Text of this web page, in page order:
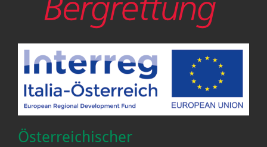
Österreichischer